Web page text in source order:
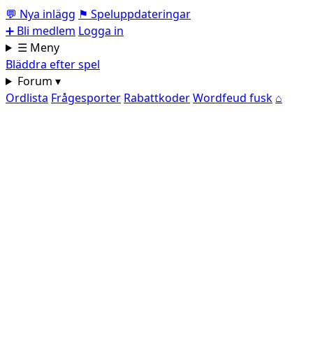
💬 Nya inlägg ⚑ Speluppdateringar
➕ Bli medlem Logga in
☰ Meny
Bläddra efter spel
Forum ▾
Ordlista Frågesporter RabattkoderWordfeud fusk ⌂